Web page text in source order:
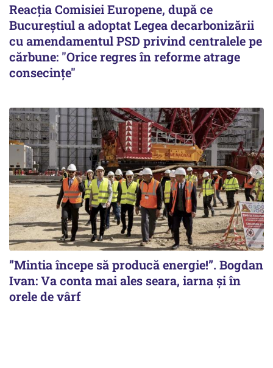
Reacția Comisiei Europene, după ce
Bucureștiul a adoptat Legea decarbonizării
cu amendamentul PSD privind centralele pe
cărbune: "Orice regres în reforme atrage
consecințe"
”Mintia începe să producă energie!”. Bogdan
Ivan: Va conta mai ales seara, iarna și în
orele de vârf